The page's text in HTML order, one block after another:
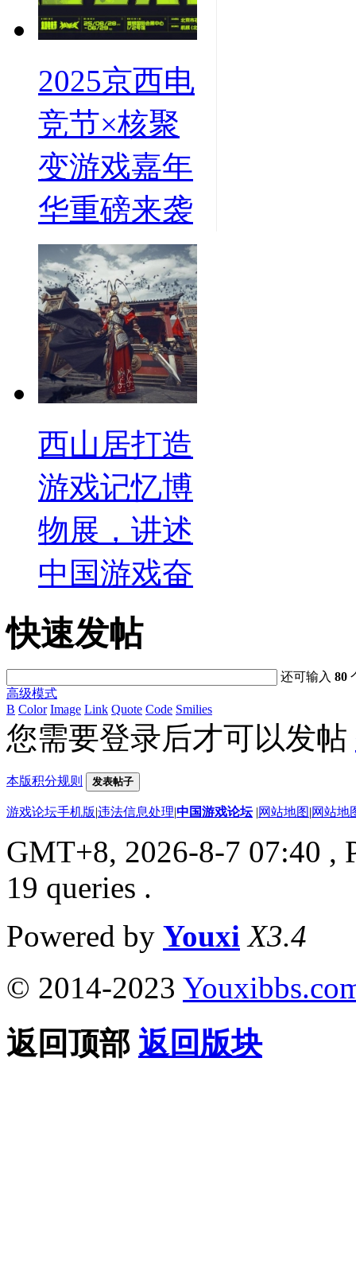
2025京西电
竞节×核聚
变游戏嘉年
华重磅来袭
西山居打造
游戏记忆博
物展，讲述
中国游戏奋
快速发帖
还可输入80
高级模式
B Color Image Link Quote Code Smilies
您需要登录后才可以发帖
本版积分规则 发表帖子
游戏论坛手机版|违法信息处理|中国游戏论坛 |网站地图|网站地
GMT+8, 2026-8-7 07:40 ,
19 queries .
Powered by Youxi X3.4
© 2014-2023
返回顶部 返回版块